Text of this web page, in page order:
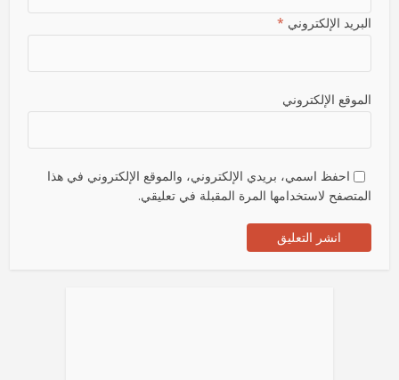
البريد الإلكتروني *
الموقع الإلكتروني
احفظ اسمي، بريدي الإلكتروني، والموقع الإلكتروني في هذا
المتصفح لاستخدامها المرة المقبلة في تعليقي.